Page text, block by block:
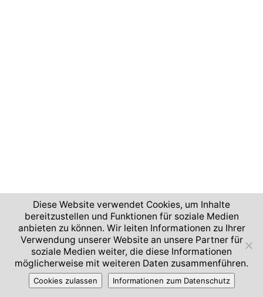
Diese Website verwendet Cookies, um Inhalte
bereitzustellen und Funktionen für soziale Medien
anbieten zu können. Wir leiten Informationen zu Ihrer
Verwendung unserer Website an unsere Partner für
soziale Medien weiter, die diese Informationen
möglicherweise mit weiteren Daten zusammenführen.
Cookies zulassen Informationen zum Datenschutz